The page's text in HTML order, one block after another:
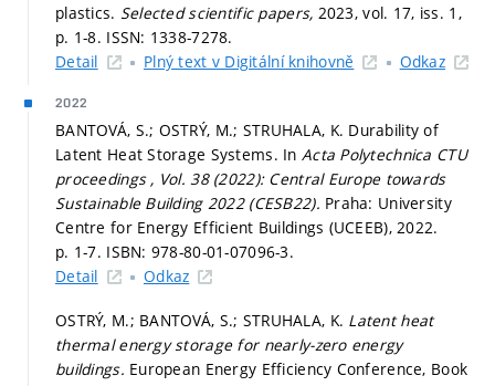
plastics. Selected scientific papers, 2023, vol. 17, iss. 1,
p. 1-8. ISSN: 1338-7278.
Detail
Plný text v Digitální knihovně Odkaz
2022
BANTOVÁ, S.; OSTRÝ, M.; STRUHALA, K. Durability of
Latent Heat Storage Systems. In Acta Polytechnica CTU
proceedings , Vol. 38 (2022): Central Europe towards
Sustainable Building 2022 (CESB22). Praha: University
Centre for Energy Efficient Buildings (UCEEB), 2022.
p. 1-7. ISBN: 978-80-01-07096-3.
Detail
Odkaz
OSTRÝ, M.; BANTOVÁ, S.; STRUHALA, K. Latent heat
thermal energy storage for nearly-zero energy
buildings. European Energy Efficiency Conference, Book